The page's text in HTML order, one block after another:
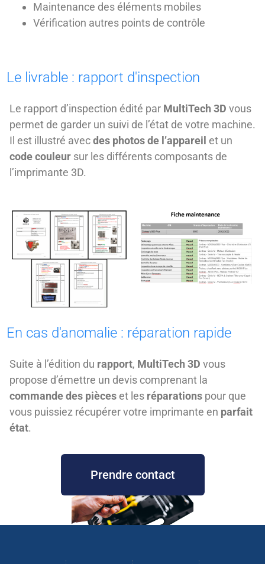
Maintenance des éléments mobiles
Vérification autres points de contrôle
Le livrable : rapport d'inspection
Le rapport d’inspection édité par MultiTech 3D vous
permet de garder un suivi de l’état de votre machine.
Il est illustré avecdes photos de l’appareil et un
code couleur sur les différents composants de
l’imprimante 3D.
En cas d'anomalie : réparation rapide
Suite à l’édition du rapport, MultiTech 3D vous
propose d’émettre un devis comprenant la
commande des pièces et les réparations pour que
vous puissiez récupérer votre imprimante en parfait
état.
Prendre contact